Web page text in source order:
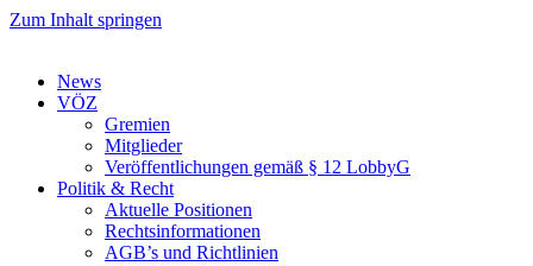
Zum Inhalt springen
News
VÖZ
Gremien
Mitglieder
Veröffentlichungen gemäß § 12 LobbyG
Politik & Recht
Aktuelle Positionen
Rechtsinformationen
AGB’s und Richtlinien